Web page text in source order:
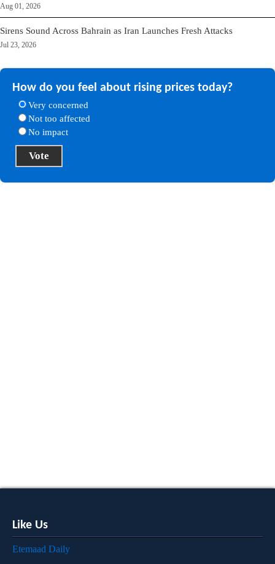
Aug 01, 2026
Sirens Sound Across Bahrain as Iran Launches Fresh Attacks
Jul 23, 2026
How do you feel about rising prices today?
Very concerned
Not too affected
No impact
Like Us
Etemaad Daily